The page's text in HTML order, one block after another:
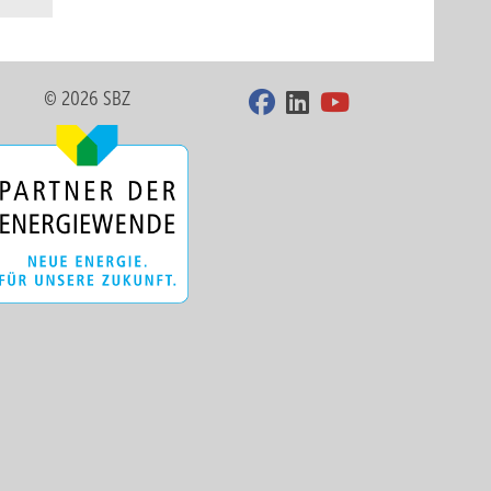
© 2026 SBZ